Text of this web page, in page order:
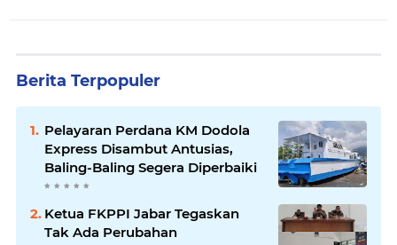
Berita Terpopuler
Pelayaran Perdana KM Dodola
Express Disambut Antusias,
Baling-Baling Segera Diperbaiki
Ketua FKPPI Jabar Tegaskan
Tak Ada Perubahan